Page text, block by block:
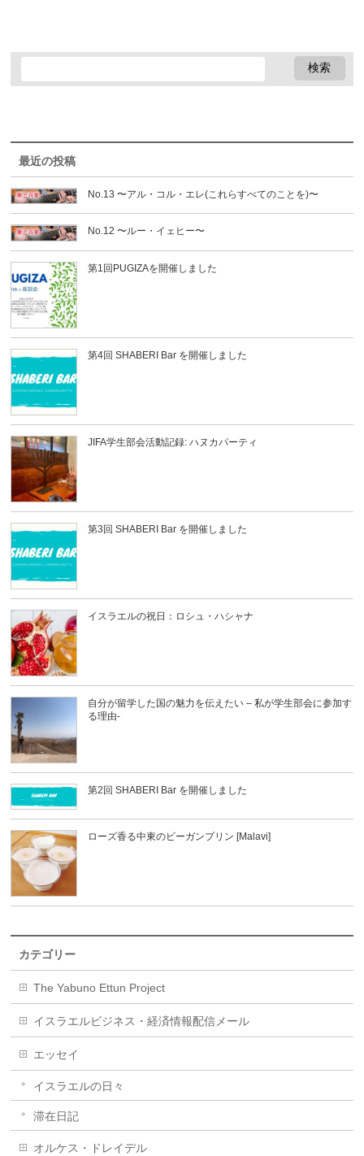
最近の投稿
No.13 〜アル・コル・エレ(これらすべてのことを)〜
No.12 〜ルー・イェヒー〜
第1回PUGIZAを開催しました
第4回 SHABERI Bar を開催しました
JIFA学生部会活動記録: ハヌカパーティ
第3回 SHABERI Bar を開催しました
イスラエルの祝日：ロシュ・ハシャナ
自分が留学した国の魅力を伝えたい – 私が学生部会に参加す
る理由-
第2回 SHABERI Bar を開催しました
ローズ香る中東のビーガンプリン [Malavi]
カテゴリー
The Yabuno Ettun Project
イスラエルビジネス・経済情報配信メール
エッセイ
イスラエルの日々
滞在日記
オルケス・ドレイデル